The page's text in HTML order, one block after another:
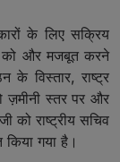
के लिए सक्रिय
को और मजबूत करने
विस्तार, राष्ट्र
स्तर पर और
को राष्ट्रीय सचिव
गया है।